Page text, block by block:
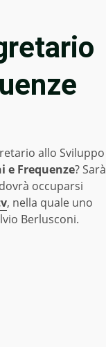
allo Sviluppo
e Frequenze? Sarà
occuparsi
, nella quale uno
Berlusconi.